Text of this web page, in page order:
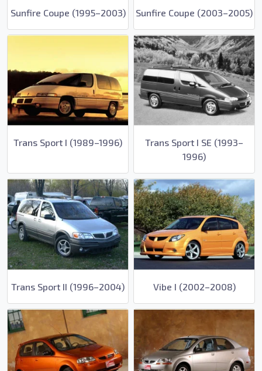
Sunfire Coupe (1995–2003) Sunfire Coupe (2003–2005)
Trans Sport I (1989–1996)
Trans Sport I SE (1993–
1996)
Trans Sport II (1996–2004) Vibe I (2002–2008)